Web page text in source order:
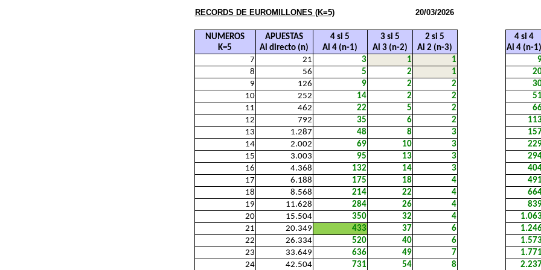
RECORDS DE EUROMILLONES (K=5) 20/03/2026
NUMEROS
K=5
APUESTAS
Al directo (n)
4 si 5
Al 4 (n-1)
3 si 5
Al 3 (n-2)
2 si 5
Al 2 (n-3)
4 si 4
Al 4 (n-1)
7
21 3 1 1
8
56 5 2 1
9
126 9 2 2
10
252 14 2 2
11
462 22 5 2
12
792 35 6 2
13
1.287 48 8 3
14
2.002 69 10 3
15
3.003 95 13 3
16
4.368 132 14 3
17
6.188 175 18 4
18
8.568 214 22 4
19
11.628 284 26 4
20
15.504 350 32 4
21
20.349 433 37 6
22
26.334 520 40 6
23
33.649 636 49 7
24
42.504 731 54 8